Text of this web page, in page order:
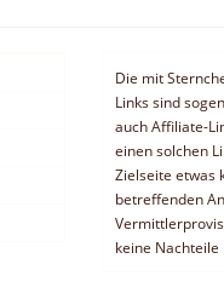
Die mit
Links sind
auch Affiliate-
einen solchen
Zielseite etwas
betreffenden
keine Nachteile